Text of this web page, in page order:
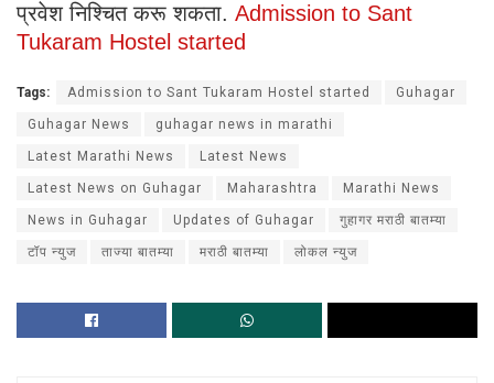
प्रवेश निश्चित करू शकता. Admission to Sant
Tukaram Hostel started
Tags: Admission to Sant Tukaram Hostel started Guhagar
Guhagar News guhagar news in marathi
Latest Marathi News Latest News
Latest News on Guhagar Maharashtra Marathi News
News in Guhagar Updates of Guhagar गुहागर मराठी बातम्या
टॉप न्युज ताज्या बातम्या मराठी बातम्या लोकल न्युज